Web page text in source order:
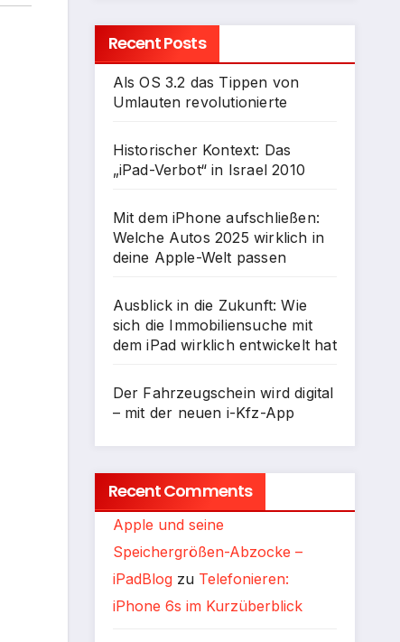
Recent Posts
Als OS 3.2 das Tippen von
Umlauten revolutionierte
Historischer Kontext: Das
„iPad-Verbot“ in Israel 2010
Mit dem iPhone aufschließen:
Welche Autos 2025 wirklich in
deine Apple-Welt passen
Ausblick in die Zukunft: Wie
sich die Immobiliensuche mit
dem iPad wirklich entwickelt hat
Der Fahrzeugschein wird digital
– mit der neuen i-Kfz-App
Recent Comments
Apple und seine
Speichergrößen-Abzocke –
iPadBlogzu Telefonieren:
iPhone 6s im Kurzüberblick